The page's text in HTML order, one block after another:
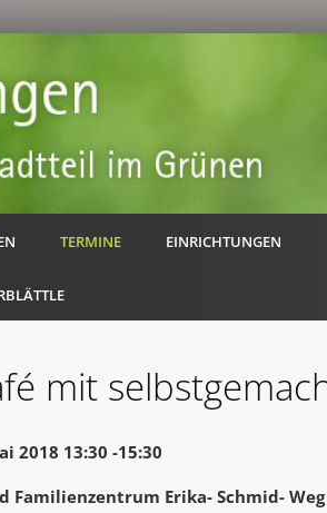
TERMINE EINRICHTUNGEN
mit
2018 13:30 -15:30
Familienzentrum Erika- Schmid-